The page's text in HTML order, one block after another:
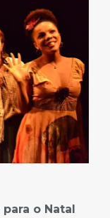
o Natal